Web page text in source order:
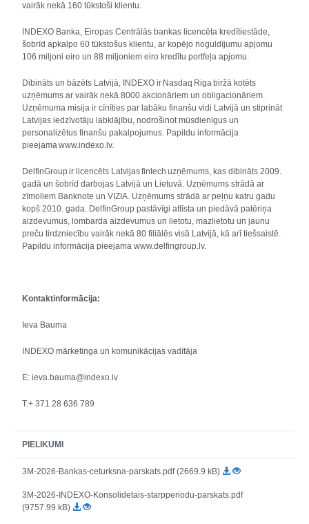
vairāk nekā 160 tūkstoši klientu.
INDEXO Banka, Eiropas Centrālās bankas licencēta kredītiestāde,
šobrīd apkalpo 60 tūkstošus klientu, ar kopējo noguldījumu apjomu
106 miljoni eiro un 88 miljoniem eiro kredītu portfeļa apjomu.
Dibināts un bāzēts Latvijā, INDEXO ir Nasdaq Riga biržā kotēts
uzņēmums ar vairāk nekā 8000 akcionāriem un obligacionāriem.
Uzņēmuma misija ir cīnīties par labāku finanšu vidi Latvijā un stiprināt
Latvijas iedzīvotāju labklājību, nodrošinot mūsdienīgus un
personalizētus finanšu pakalpojumus. Papildu informācija
pieejama www.indexo.lv.
DelfinGroup ir licencēts Latvijas fintech uzņēmums, kas dibināts 2009.
gadā un šobrīd darbojas Latvijā un Lietuvā. Uzņēmums strādā ar
zīmoliem Banknote un VIZIA. Uzņēmums strādā ar peļņu katru gadu
kopš 2010. gada. DelfinGroup pastāvīgi attīsta un piedāvā patēriņa
aizdevumus, lombarda aizdevumus un lietotu, mazlietotu un jaunu
preču tirdzniecību vairāk nekā 80 filiālēs visā Latvijā, kā arī tiešsaistē.
Papildu informācija pieejama www.delfingroup.lv.
Kontaktinformācija:
Ieva Bauma
INDEXO mārketinga un komunikācijas vadītāja
E: ieva.bauma@indexo.lv
T:+ 371 28 636 789
PIELIKUMI
3M-2026-Bankas-ceturksna-parskats.pdf (2669.9 kB)
3M-2026-INDEXO-Konsolidetais-starpperiodu-parskats.pdf
(9757.99 kB)